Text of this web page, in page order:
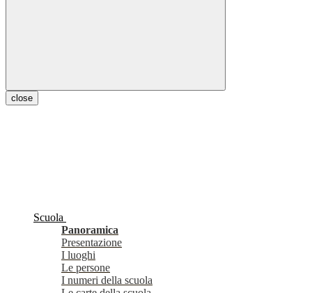
close
Scuola
Panoramica
Presentazione
I luoghi
Le persone
I numeri della scuola